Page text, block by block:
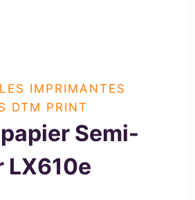
IMPRIMANTES
DTM PRINT
Semi-
LX610e